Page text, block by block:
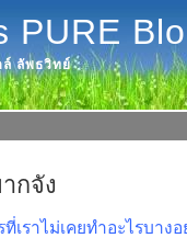
PURE
ล์ ลัพธวิทย์
กจัง
ที่เราไม่เคยทำอะไรบาง